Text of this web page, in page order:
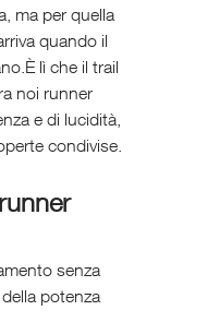
ma per quella
quando il
lì che il trail
noi runner
e di lucidità,
condivise.
senza
potenza